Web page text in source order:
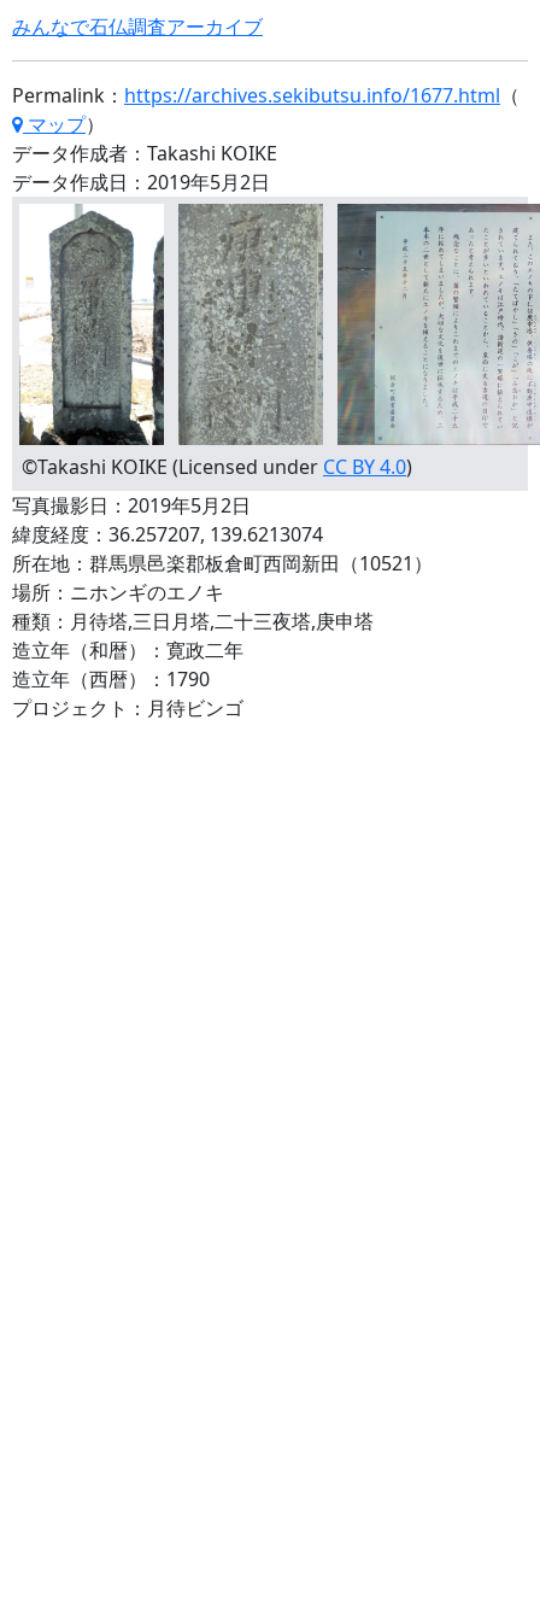
みんなで石仏調査アーカイブ
Permalink： https://archives.sekibutsu.info/1677.html （
マップ）
データ作成者：Takashi KOIKE
データ作成日：2019年5月2日
©Takashi KOIKE (Licensed under CC BY 4.0)
写真撮影日：2019年5月2日
緯度経度：36.257207, 139.6213074
所在地：群馬県邑楽郡板倉町西岡新田（10521）
場所：ニホンギのエノキ
種類：月待塔,三日月塔,二十三夜塔,庚申塔
造立年（和暦）：寛政二年
造立年（西暦）：1790
プロジェクト：月待ビンゴ